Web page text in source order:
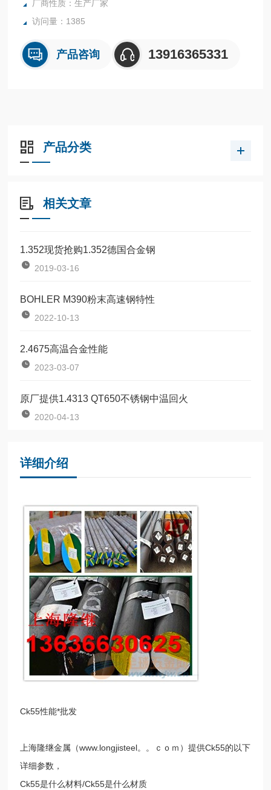
厂商性质：生产厂家
访问量：1385
产品咨询 13916365331
产品分类
相关文章
1.352现货抢购1.352德国合金钢
2019-03-16
BOHLER M390粉末高速钢特性
2022-10-13
2.4675高温合金性能
2023-03-07
原厂提供1.4313 QT650不锈钢中温回火
2020-04-13
详细介绍
Ck55性能*批发
上海隆继金属（www.longjisteel。。ｃｏｍ）提供Ck55的以下
详细参数，
Ck55是什么材料/Ck55是什么材质